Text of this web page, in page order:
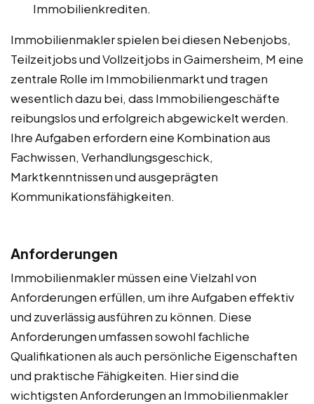
Immobilienkrediten.
Immobilienmakler spielen bei diesen Nebenjobs,
Teilzeitjobs und Vollzeitjobs in Gaimersheim, M eine
zentrale Rolle im Immobilienmarkt und tragen
wesentlich dazu bei, dass Immobiliengeschäfte
reibungslos und erfolgreich abgewickelt werden.
Ihre Aufgaben erfordern eine Kombination aus
Fachwissen, Verhandlungsgeschick,
Marktkenntnissen und ausgeprägten
Kommunikationsfähigkeiten.
Anforderungen
Immobilienmakler müssen eine Vielzahl von
Anforderungen erfüllen, um ihre Aufgaben effektiv
und zuverlässig ausführen zu können. Diese
Anforderungen umfassen sowohl fachliche
Qualifikationen als auch persönliche Eigenschaften
und praktische Fähigkeiten. Hier sind die
wichtigsten Anforderungen an Immobilienmakler